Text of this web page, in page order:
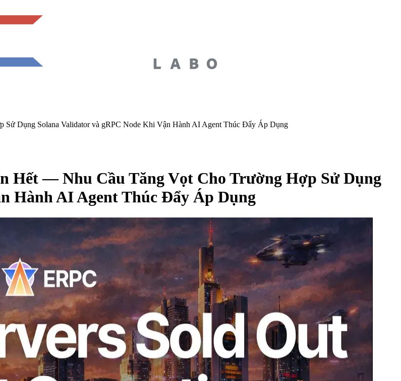
Dụng Solana Validator và gRPC Node Khi Vận Hành AI Agent Thúc Đẩy Áp Dụng
Hết — Nhu Cầu Tăng Vọt Cho Trường Hợp Sử Dụng
Hành AI Agent Thúc Đẩy Áp Dụng